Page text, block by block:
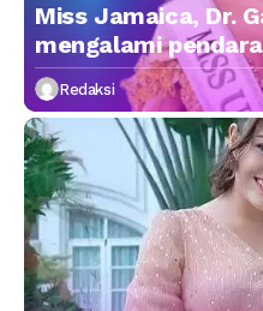
Miss Jamaica, Dr.
mengalami
Redaksi